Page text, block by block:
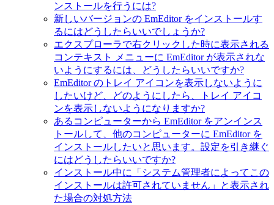
ンストールを行うには?
新しいバージョンの EmEditor をインストールす
るにはどうしたらいいでしょうか?
エクスプローラで右クリックした時に表示される
コンテキスト メニューに EmEditor が表示されな
いようにするには、どうしたらいいですか?
EmEditor のトレイ アイコンを表示しないように
したいけど、どのようにしたら、トレイ アイコ
ンを表示しないようになりますか?
あるコンピューターから EmEditor をアンインス
トールして、他のコンピューターに EmEditor を
インストールしたいと思います。設定を引き継ぐ
にはどうしたらいいですか?
インストール中に「システム管理者によってこの
インストールは許可されていません」と表示され
た場合の対処方法